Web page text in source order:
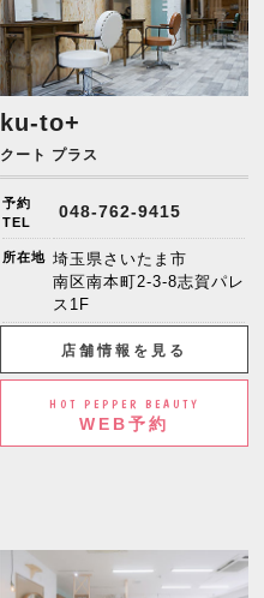
ku-to+
クート プラス
予約
TEL
048-762-9415
所在地 埼玉県さいたま市
南区南本町2-3-8志賀パレ
ス1F
店舗情報を見る
HOT PEPPER BEAUTY
WEB予約